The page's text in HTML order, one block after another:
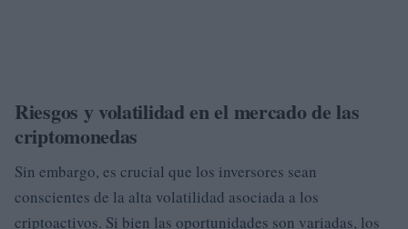
Riesgos y volatilidad en el mercado de las
criptomonedas
Sin embargo, es crucial que los inversores sean
conscientes de la alta volatilidad asociada a los
criptoactivos. Si bien las oportunidades son variadas, los